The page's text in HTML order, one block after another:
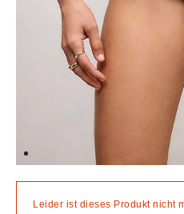
Leider ist dieses Produkt nicht